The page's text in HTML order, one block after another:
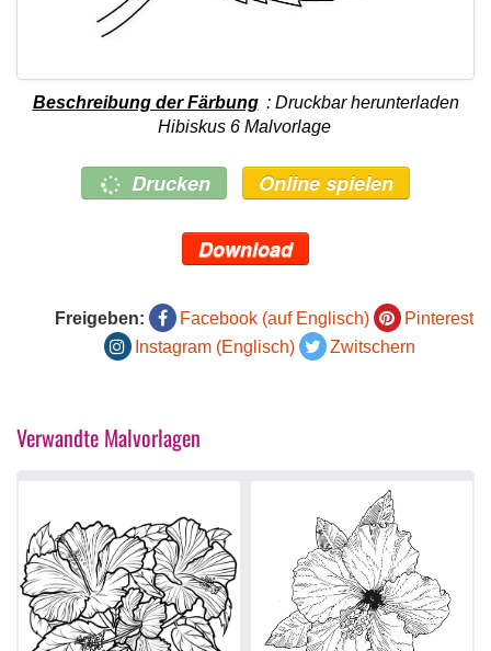
Beschreibung der Färbung : Druckbar herunterladen
Hibiskus 6 Malvorlage
Drucken Online spielen
Download
Freigeben: Facebook (auf Englisch)
Pinterest
Instagram (Englisch)
Zwitschern
Verwandte Malvorlagen